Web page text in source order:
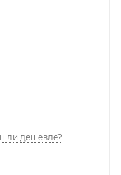
дешевле?